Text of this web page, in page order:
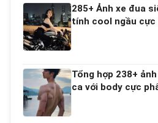
285+ Ảnh xe đua
tính cool ngầu cực
Tổng hợp 238+
ca với body cực